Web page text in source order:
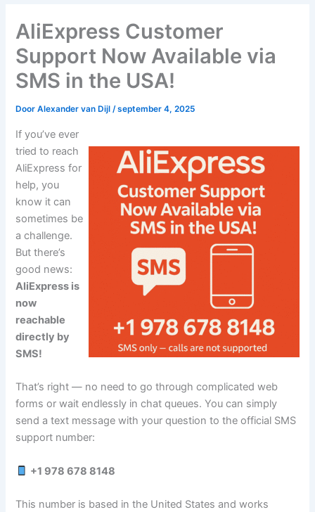
AliExpress Customer
Support Now Available via
SMS in the USA!
DoorAlexander van Dijl/september 4, 2025
If you’ve ever
tried to reach
AliExpress for
help, you
know it can
sometimes be
a challenge.
But there’s
good news:
AliExpress is
now
reachable
directly by
SMS!
That’s right — no need to go through complicated web
forms or wait endlessly in chat queues. You can simply
send a text message with your question to the official SMS
support number:
+1 978 678 8148
This number is based in the United States and works